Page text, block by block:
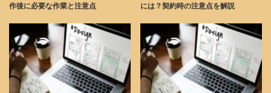
作後に必要な作業と注意点
には？契約時の注意点を解説